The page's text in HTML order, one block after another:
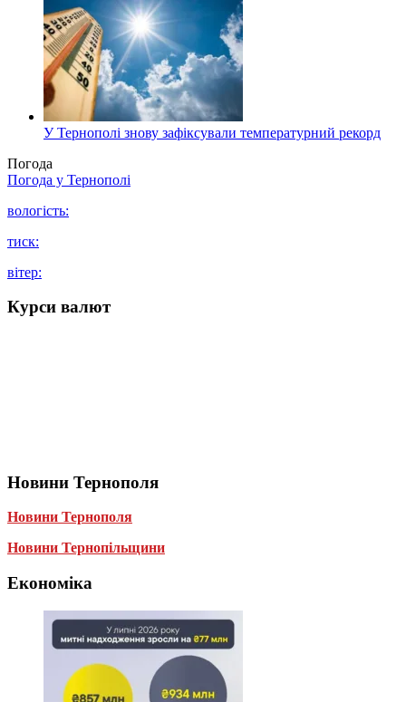
У Тернополі знову зафіксували температурний рекорд
Погода
Погода у Тернополі
вологість:
тиск:
вітер:
Курси валют
Новини Тернополя
Новини Тернополя
Новини Тернопільщини
Економіка